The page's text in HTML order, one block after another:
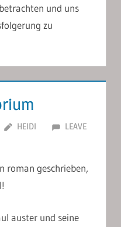
und uns
zu
HEIDI
LEAVE
roman geschrieben,
auster und seine